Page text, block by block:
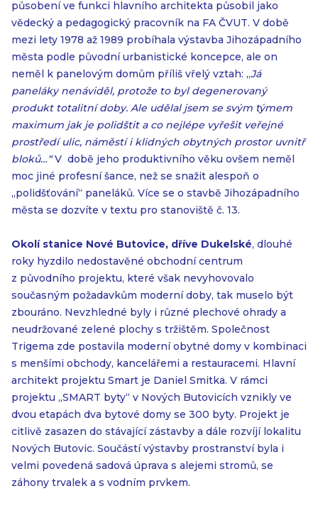
působení ve funkci hlavního architekta působil jako
vědecký a pedagogický pracovník na FA ČVUT. V době
mezi lety 1978 až 1989 probíhala výstavba Jihozápadního
města podle původní urbanistické koncepce, ale on
neměl k panelovým domům příliš vřelý vztah: „Já
paneláky nenáviděl, protože to byl degenerovaný
produkt totalitní doby. Ale udělal jsem se svým týmem
maximum jak je polidštit a co nejlépe vyřešit veřejné
prostředí ulic, náměstí i klidných obytných prostor uvnitř
bloků…“V době jeho produktivního věku ovšem neměl
moc jiné profesní šance, než se snažit alespoň o
„polidšťování“ paneláků. Více se o stavbě Jihozápadního
města se dozvíte v textu pro stanoviště č. 13.
Okolí stanice Nové Butovice, dříve Dukelské, dlouhé
roky hyzdilo nedostavěné obchodní centrum
z původního projektu, které však nevyhovovalo
současným požadavkům moderní doby, tak muselo být
zbouráno. Nevzhledné byly i různé plechové ohrady a
neudržované zelené plochy s tržištěm. Společnost
Trigema zde postavila moderní obytné domy v kombinaci
s menšími obchody, kancelářemi a restauracemi. Hlavní
architekt projektu Smart je Daniel Smitka. V rámci
projektu „SMART byty“ v Nových Butovicích vznikly ve
dvou etapách dva bytové domy se 300 byty. Projekt je
citlivě zasazen do stávající zástavby a dále rozvíjí lokalitu
Nových Butovic. Součástí výstavby prostranství byla i
velmi povedená sadová úprava s alejemi stromů, se
záhony trvalek a s vodním prvkem.